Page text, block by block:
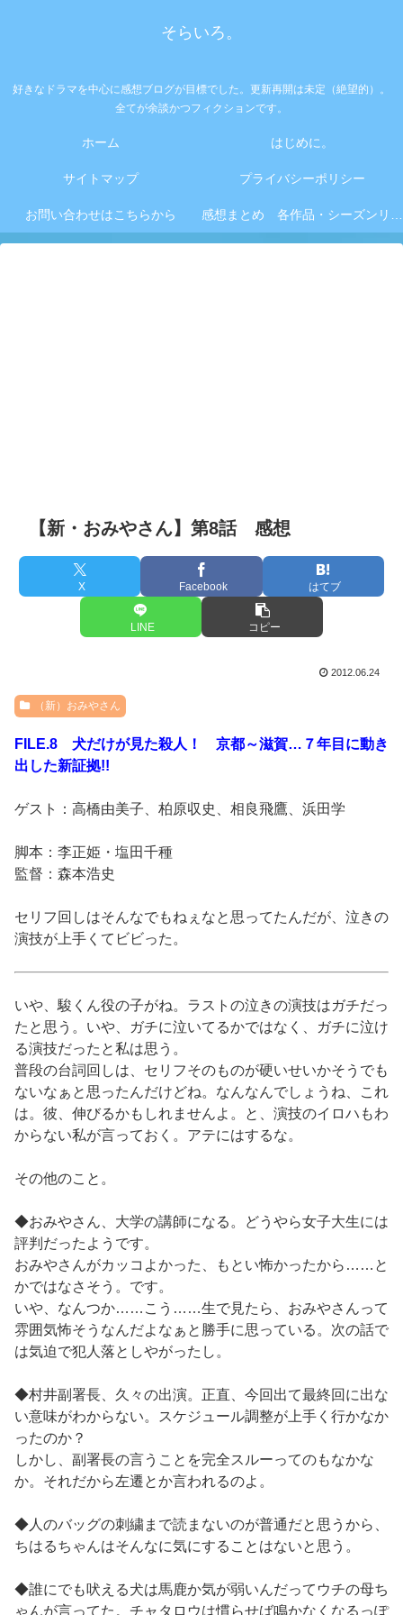
そらいろ。
好きなドラマを中心に感想ブログが目標でした。更新再開は未定（絶望的）。
全てが余談かつフィクションです。
ホーム はじめに。
サイトマップ プライバシーポリシー
お問い合わせはこちらから 感想まとめ 各作品・シーズンリンク集
【新・おみやさん】第8話 感想
X Facebook はてブ
LINE コピー
2012.06.24
（新）おみやさん
FILE.8 犬だけが見た殺人！ 京都～滋賀…７年目に動き
出した新証拠!!
ゲスト：高橋由美子、柏原収史、相良飛鷹、浜田学
脚本：李正姫・塩田千種
監督：森本浩史
セリフ回しはそんなでもねぇなと思ってたんだが、泣きの
演技が上手くてビビった。
いや、駿くん役の子がね。ラストの泣きの演技はガチだっ
たと思う。いや、ガチに泣いてるかではなく、ガチに泣け
る演技だったと私は思う。
普段の台詞回しは、セリフそのものが硬いせいかそうでも
ないなぁと思ったんだけどね。なんなんでしょうね、これ
は。彼、伸びるかもしれませんよ。と、演技のイロハもわ
からない私が言っておく。アテにはするな。
その他のこと。
◆おみやさん、大学の講師になる。どうやら女子大生には
評判だったようです。
おみやさんがカッコよかった、もとい怖かったから……と
かではなさそう。です。
いや、なんつか……こう……生で見たら、おみやさんって
雰囲気怖そうなんだよなぁと勝手に思っている。次の話で
は気迫で犯人落としやがったし。
◆村井副署長、久々の出演。正直、今回出て最終回に出な
い意味がわからない。スケジュール調整が上手く行かなか
ったのか？
しかし、副署長の言うことを完全スルーってのもなかな
か。それだから左遷とか言われるのよ。
◆人のバッグの刺繍まで読まないのが普通だと思うから、
ちはるちゃんはそんなに気にすることはないと思う。
◆誰にでも吠える犬は馬鹿か気が弱いんだってウチの母ち
ゃんが言ってた。チャタロウは慣らせば鳴かなくなるっぽ